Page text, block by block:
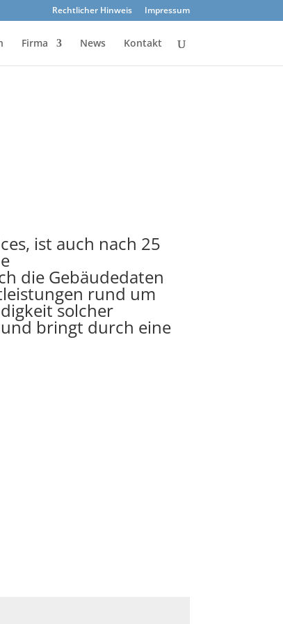
Rechtlicher Hinweis Impressum
Firma News Kontakt
ist auch nach 25
die Gebäudedaten
rund um
solcher
bringt durch eine